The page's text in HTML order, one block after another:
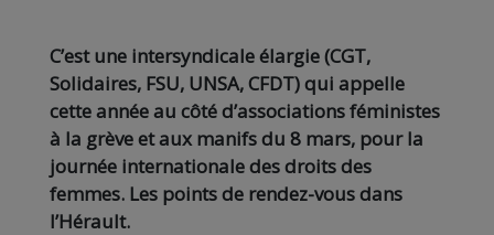
C’est une intersyndicale élargie (CGT,
Solidaires, FSU, UNSA, CFDT) qui appelle
cette année au côté d’associations féministes
à la grève et aux manifs du 8 mars, pour la
journée internationale des droits des
femmes. Les points de rendez-vous dans
l’Hérault.